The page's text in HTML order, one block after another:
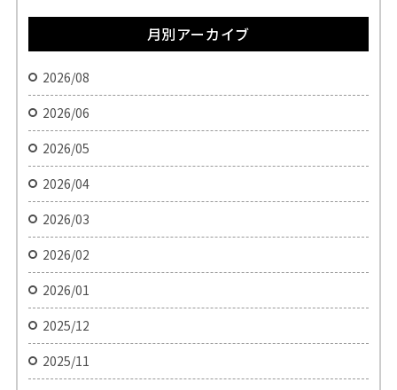
月別アーカイブ
2026/08
2026/06
2026/05
2026/04
2026/03
2026/02
2026/01
2025/12
2025/11